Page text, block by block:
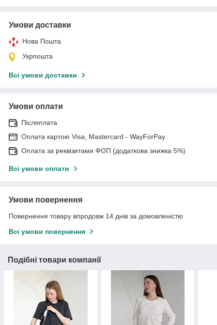
Умови доставки
Нова Пошта
Укрпошта
Всі умови доставки
Умови оплати
Післяплата
Оплата картою Visa, Mastercard - WayForPay
Оплата за реквізитами ФОП (додаткова знижка 5%)
Всі умови оплати
Умови повернення
Повернення товару впродовж 14 днів за домовленістю
Всі умови повернення
Подібні товари компанії